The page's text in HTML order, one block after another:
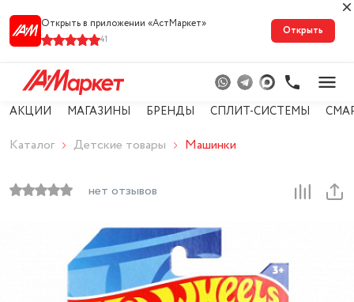
Открыть в приложении «АстМарке‪т‬»
41
Открыть
АКЦИИ МАГАЗИНЫ БРЕНДЫ СПЛИТ-СИСТЕМЫ
Каталог Детские товары Машинки
нет отзывов